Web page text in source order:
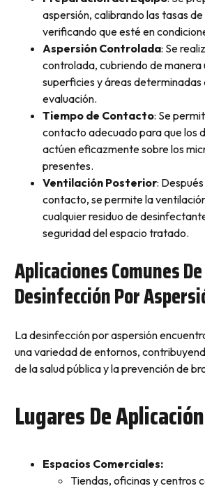
aspersión, calibrando las tasas
verificando que esté en
Aspersión Controlada: Se
controlada, cubriendo de
superficies y áreas determinadas
evaluación.
Tiempo de Contacto: Se
contacto adecuado para que los
actúen eficazmente sobre los
presentes.
Ventilación Posterior:
contacto, se permite la
cualquier residuo de
seguridad del espacio tratado.
Aplicaciones Comunes
Desinfección Por
La desinfección por aspersión
una variedad de entornos,
de la salud pública y la prevención de
Lugares De
Espacios Comerciales:
Tiendas, oficinas y centros